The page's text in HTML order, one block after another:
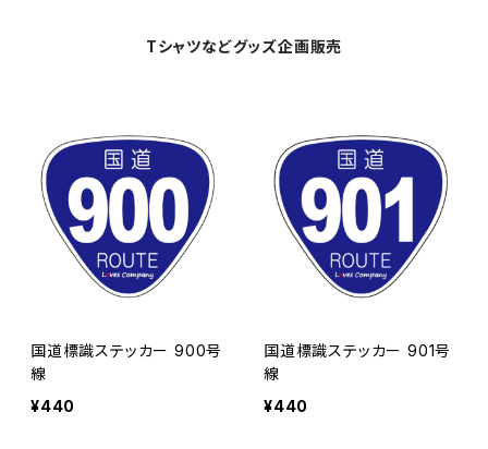
Tシャツなどグッズ企画販売
国道標識ステッカー 900号
線
¥440
国道標識ステッカー 901号
線
¥440